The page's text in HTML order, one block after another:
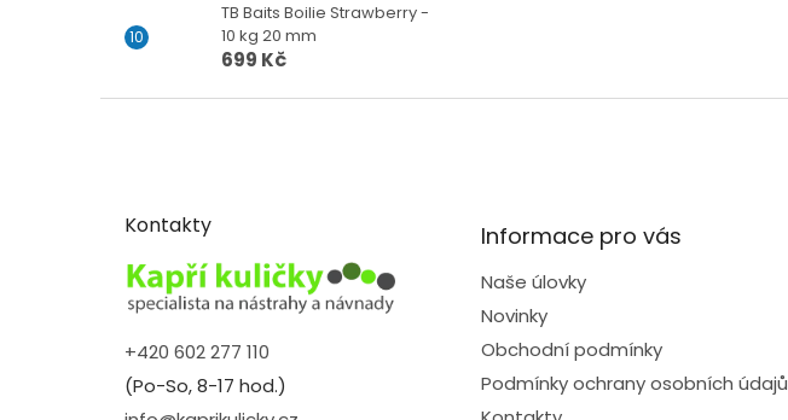
TB Baits Boilie Strawberry -
10 kg 20 mm
699 Kč
Kontakty
+420 602 277 110
(Po-So, 8-17 hod.)
Informace pro vás
Naše úlovky
Novinky
Obchodní podmínky
Podmínky ochrany osobních údajů